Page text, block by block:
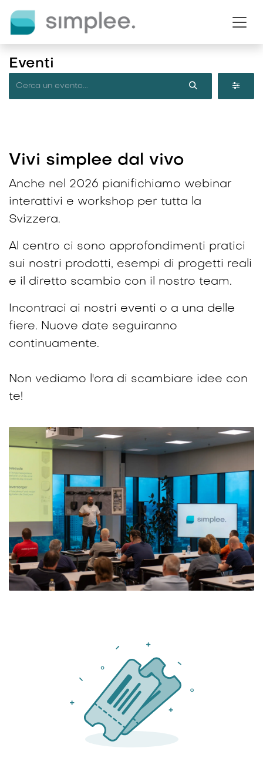
Eventi
Vivi simplee dal vivo
Anche nel 2026 pianifichiamo webinar
interattivi e workshop per tutta la
Svizzera.
Al centro ci sono approfondimenti pratici
sui nostri prodotti, esempi di progetti reali
e il diretto scambio con il nostro team.
Incontraci ai nostri eventi o a una delle
fiere. Nuove date seguiranno
continuamente.
Non vediamo l'ora di scambiare idee con
te!